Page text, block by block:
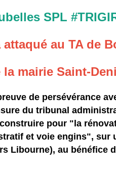
SPL
au TA de
mairie Saint-
de persévérance
du tribunal
pour "la
et voie engins", sur
Libourne), au bénéfice